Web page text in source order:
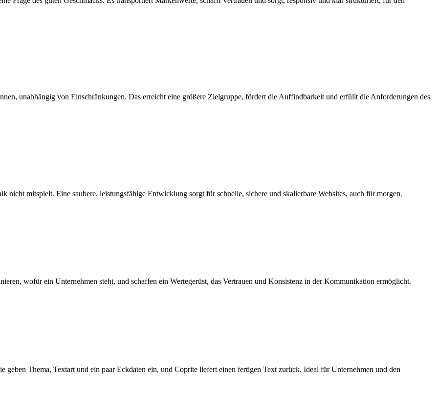
unabhängig von Einschränkungen. Das erreicht eine größere Zielgruppe, fördert die Auffindbarkeit und erfüllt die Anforderungen des
nicht mitspielt. Eine saubere, leistungsfähige Entwicklung sorgt für schnelle, sichere und skalierbare Websites, auch für morgen.
wofür ein Unternehmen steht, und schaffen ein Wertegerüst, das Vertrauen und Konsistenz in der Kommunikation ermöglicht.
geben Thema, Textart und ein paar Eckdaten ein, und Coprite liefert einen fertigen Text zurück. Ideal für Unternehmen und den